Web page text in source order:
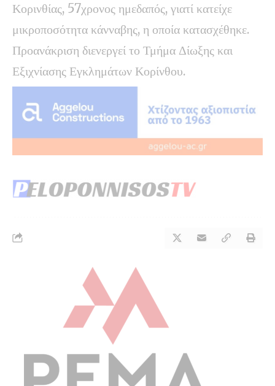
Κορινθίας, 57χρονος ημεδαπός, γιατί κατείχε
μικροποσότητα κάνναβης, η οποία κατασχέθηκε.
Προανάκριση διενεργεί το Τμήμα Δίωξης και
Εξιχνίασης Εγκλημάτων Κορίνθου.